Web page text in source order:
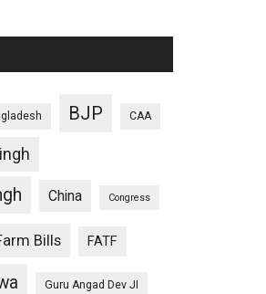
BJP CAA
China Congress
Bills FATF
Guru Angad Dev JI